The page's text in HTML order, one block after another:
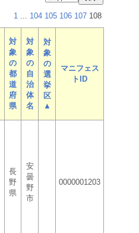
1 ... 104 105 106 107 108
対
象
の
都
道
府
県
対
象
の
自
治
体
名
対
象
の
選
挙
区
▲
マニフェス
トID
長
野
県
安
曇
野
市
0000001203